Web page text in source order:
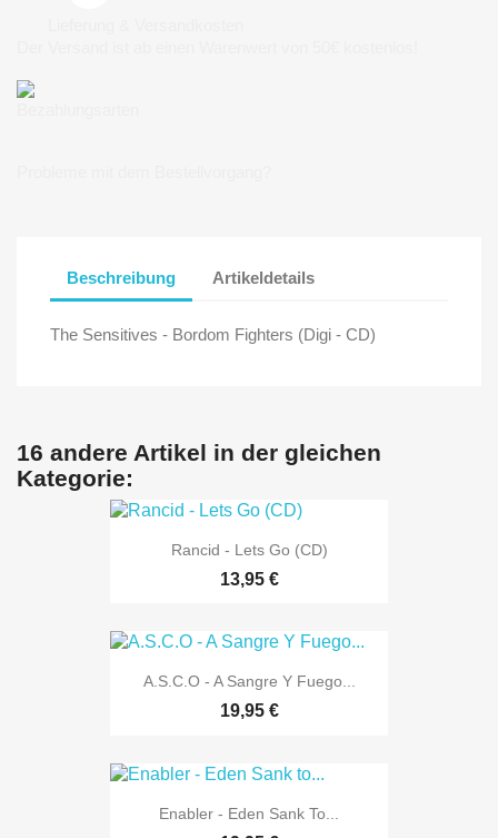
Beschreibung Artikeldetails
The Sensitives - Bordom Fighters (Digi - CD)
16 andere Artikel in der gleichen
Kategorie:
Rancid - Lets Go (CD)
13,95 €
A.S.C.O - A Sangre Y Fuego...
19,95 €
Enabler - Eden Sank To...